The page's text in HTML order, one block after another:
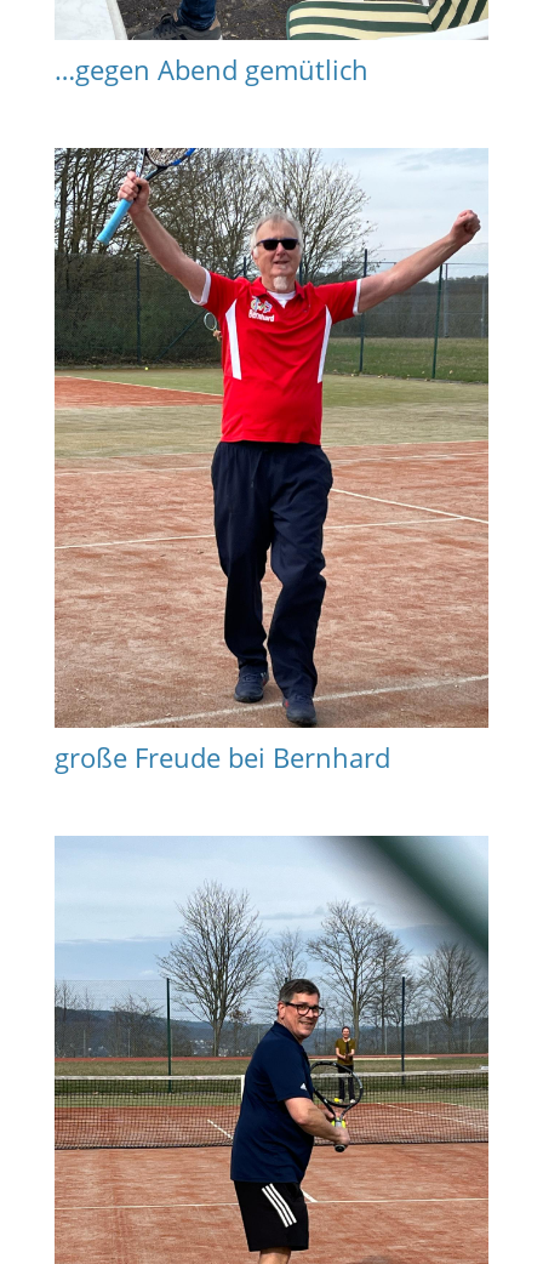
…gegen Abend gemütlich
große Freude bei Bernhard